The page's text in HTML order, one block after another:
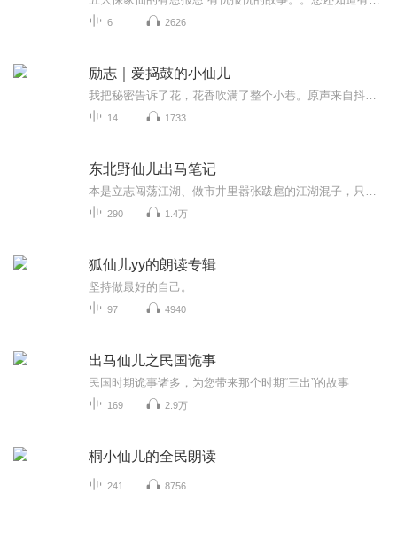
6 2626
励志｜爱捣鼓的小仙儿
14 1733
东北野仙儿出马笔记
290 1.4万
狐仙儿yy的朗读专辑
坚持做最好的自己。
97 4940
出马仙儿之民国诡事
民国时期诡事诸多，为您带来那个时期“三出”的故事
169 2.9万
桐小仙儿的全民朗读
241 8756